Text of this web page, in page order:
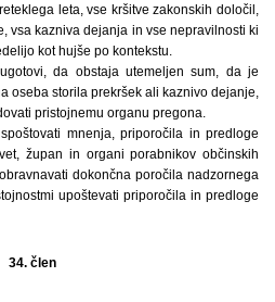
leta, vse kršitve zakonskih določil,
vsa kazniva dejanja in vse nepravilnosti ki
kot hujše po kontekstu.
da obstaja utemeljen sum, da je
oseba storila prekršek ali kaznivo dejanje,
pristojnemu organu pregona.
mnenja, priporočila in predloge
župan in organi porabnikov občinskih
dokončna poročila nadzornega
upoštevati priporočila in predloge
34. člen